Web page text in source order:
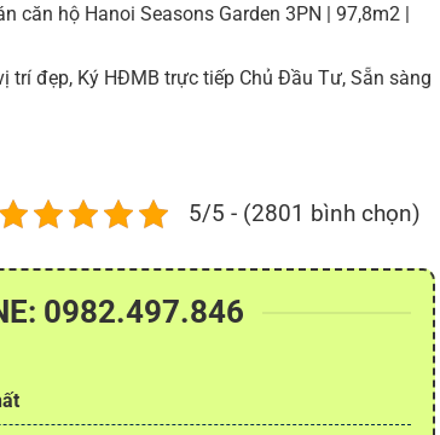
căn hộ Hanoi Seasons Garden 3PN | 97,8m2 |
trí đẹp, Ký HĐMB trực tiếp Chủ Đầu Tư, Sẵn sàng
5/5 - (2801 bình chọn)
0982.497.846